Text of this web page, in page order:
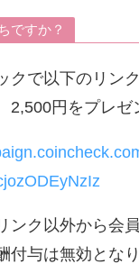
ですか？
クで以下のリン
2,500円をプレゼ
ンク以外から会
付与は無効となり